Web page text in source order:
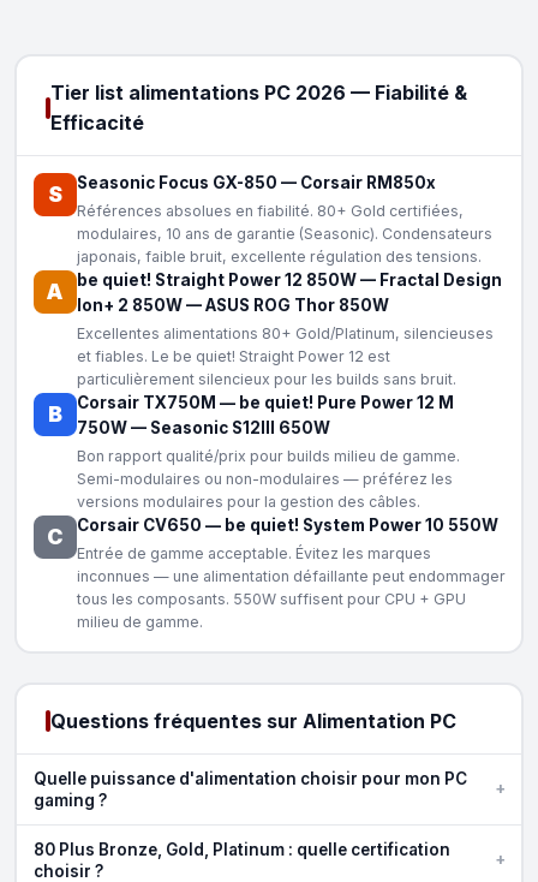
Tier list alimentations PC 2026 — Fiabilité &
Efficacité
S Seasonic Focus GX-850 — Corsair RM850x
Références absolues en fiabilité. 80+ Gold certifiées,
modulaires, 10 ans de garantie (Seasonic). Condensateurs
japonais, faible bruit, excellente régulation des tensions.
A be quiet! Straight Power 12 850W— Fractal Design
Ion+ 2 850W—ASUS ROG Thor 850W
Excellentes alimentations 80+ Gold/Platinum, silencieuses
et fiables. Le be quiet! Straight Power 12 est
particulièrement silencieux pour les builds sans bruit.
B Corsair TX750M — be quiet! Pure Power 12 M
750W— Seasonic S12III 650W
Bon rapport qualité/prix pour builds milieu de gamme.
Semi-modulaires ou non-modulaires — préférez les
versions modulaires pour la gestion des câbles.
C Corsair CV650 — be quiet! System Power 10 550W
Entrée de gamme acceptable. Évitez les marques
inconnues — une alimentation défaillante peut endommager
tous les composants. 550W suffisent pour CPU + GPU
milieu de gamme.
Questions fréquentes sur Alimentation PC
Quelle puissance d'alimentation choisir pour mon PC
gaming ?
+
80 Plus Bronze, Gold, Platinum : quelle certification
choisir ?
+